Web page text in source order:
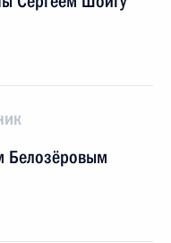
Белозёровым